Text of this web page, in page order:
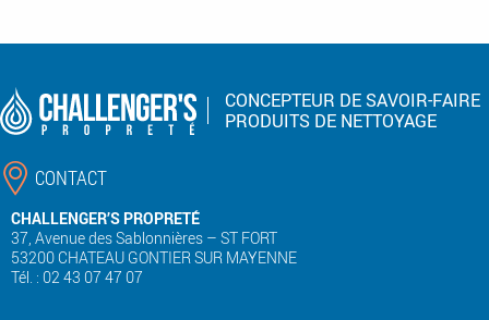
CONCEPTEUR DE SAVOIR-FAIRE
PRODUITS DE NETTOYAGE
CONTACT
CHALLENGER’S PROPRETÉ
37, Avenue des Sablonnières – ST FORT
53200 CHATEAU GONTIER SUR MAYENNE
Tél. : 02 43 07 47 07